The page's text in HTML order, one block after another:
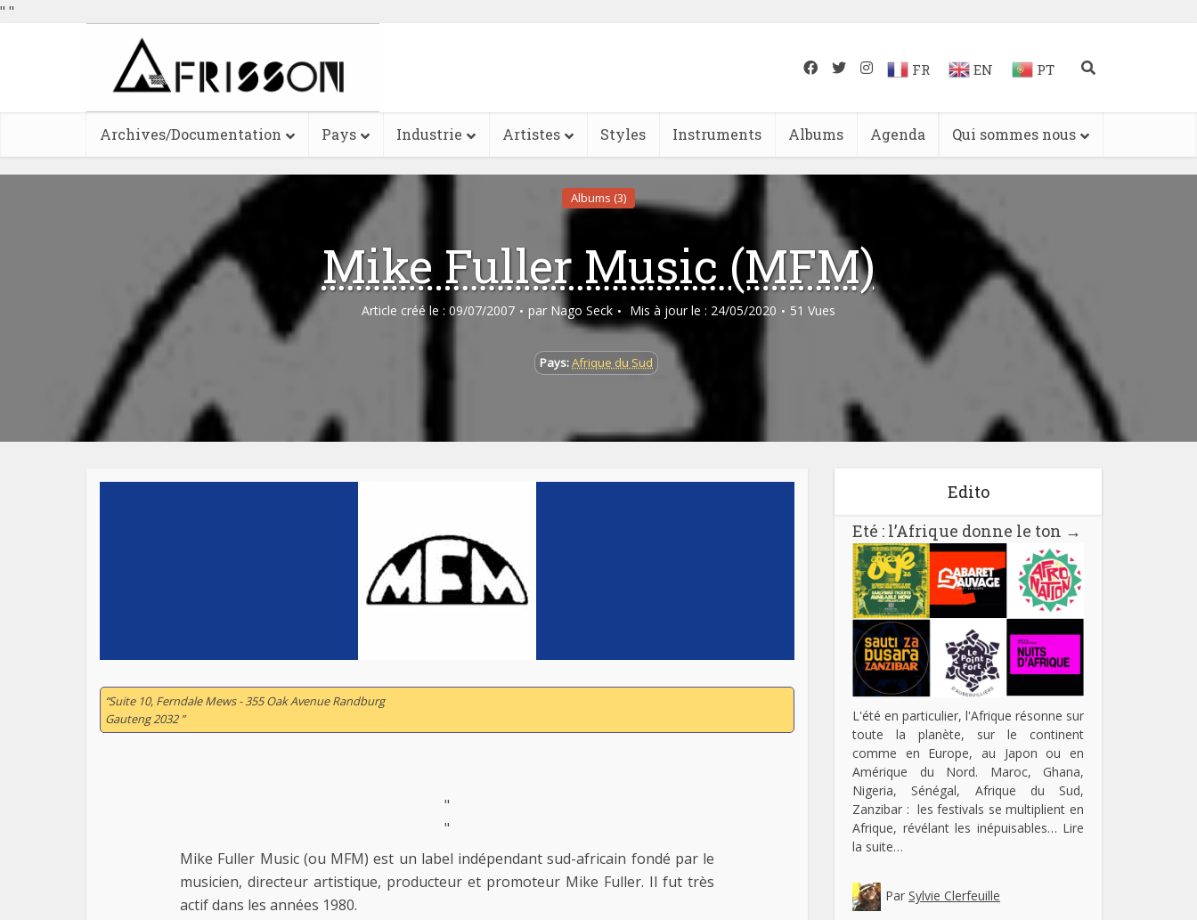
" "
FR EN PT
Archives/Documentation Pays Industrie Artistes Styles Instruments Albums Agenda Qui sommes nous
Albums (3)
Mike Fuller Music (MFM)
Article créé le : 09/07/2007 par Nago Seck Mis à jour le : 24/05/2020 51 Vues
Pays:Afrique du Sud
“Suite 10, Ferndale Mews - 355 Oak Avenue Randburg
Gauteng 2032 ”
"
"
Mike Fuller Music (ou MFM) est un label indépendant sud-africain fondé par le
musicien, directeur artistique, producteur et promoteur Mike Fuller. Il fut très
actif dans les années 1980.
Edito
Eté : l’Afrique donne le ton →
L'été en particulier, l'Afrique résonne sur
toute la planète, sur le continent
comme en Europe, au Japon ou en
Amérique du Nord. Maroc, Ghana,
Nigeria, Sénégal, Afrique du Sud,
Zanzibar : les festivals se multiplient en
Afrique, révélant les inépuisables… Lire
la suite…
Par Sylvie Clerfeuille